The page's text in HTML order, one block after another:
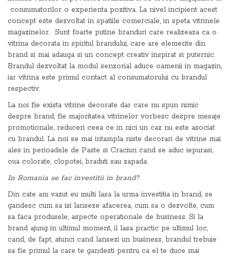
consumatorilor o experienta pozitiva. La nivel incipient acest
concept este dezvoltat in spatiile comerciale, in speta vitrinele
magazinelor. Sunt foarte putine branduri care realizeaza ca o
vitrina decorata in spiritul brandului, care are elemente din
brand si mai adauga si un concept creativ inspirat si puternic.
Brandul dezvoltat la modul senzorial aduce oamenii in magazin,
iar vitrina este primul contact al consumatorului cu brandul
respectiv.
La noi fie exista vitrine decorate dar care nu spun nimic
despre brand, fie majoritatea vitrinelor vorbesc despre mesaje
promotionale, reduceri ceea ce in nici un caz nu este asociat
cu brandul. La noi se mai intampla niste decorari de vitrine mai
ales in perioadele de Paste si Craciun cand se aduc iepurasi,
oua colorate, clopotei, braduti sau zapada.
In Romania se fac investitii in brand?
Din cate am vazut eu multi lasa la urma investitia in brand, se
gandesc cum sa isi lanseze afacerea, cum sa o dezvolte, cum
sa faca produsele, aspecte operationale de business. Si la
brand ajung in ultimul moment, il lasa practic pe ultimul loc,
cand, de fapt, atunci cand lansezi un business, brandul trebuie
sa fie primul la care te gandesti pentru ca el te duce mai